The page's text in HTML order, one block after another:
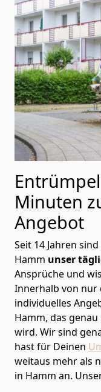
Minuten
Angebot
Seit 14 Jahren
Hamm unser
Ansprüche und
Innerhalb von nur
individuelles
Hamm, das
wird. Wir sind
hast für Deinen
weitaus mehr als
in Hamm an.